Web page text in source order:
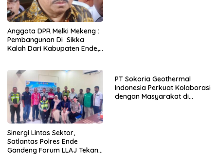
Anggota DPR Melki Mekeng :
Pembangunan Di Sikka
Kalah Dari Kabupaten Ende,
Sinergi Lintas Sektor,
Satlantas Polres Ende
Gandeng Forum LLAJ Tekan
PT Sokoria Geothermal
Indonesia Perkuat Kolaborasi
dengan Masyarakat di